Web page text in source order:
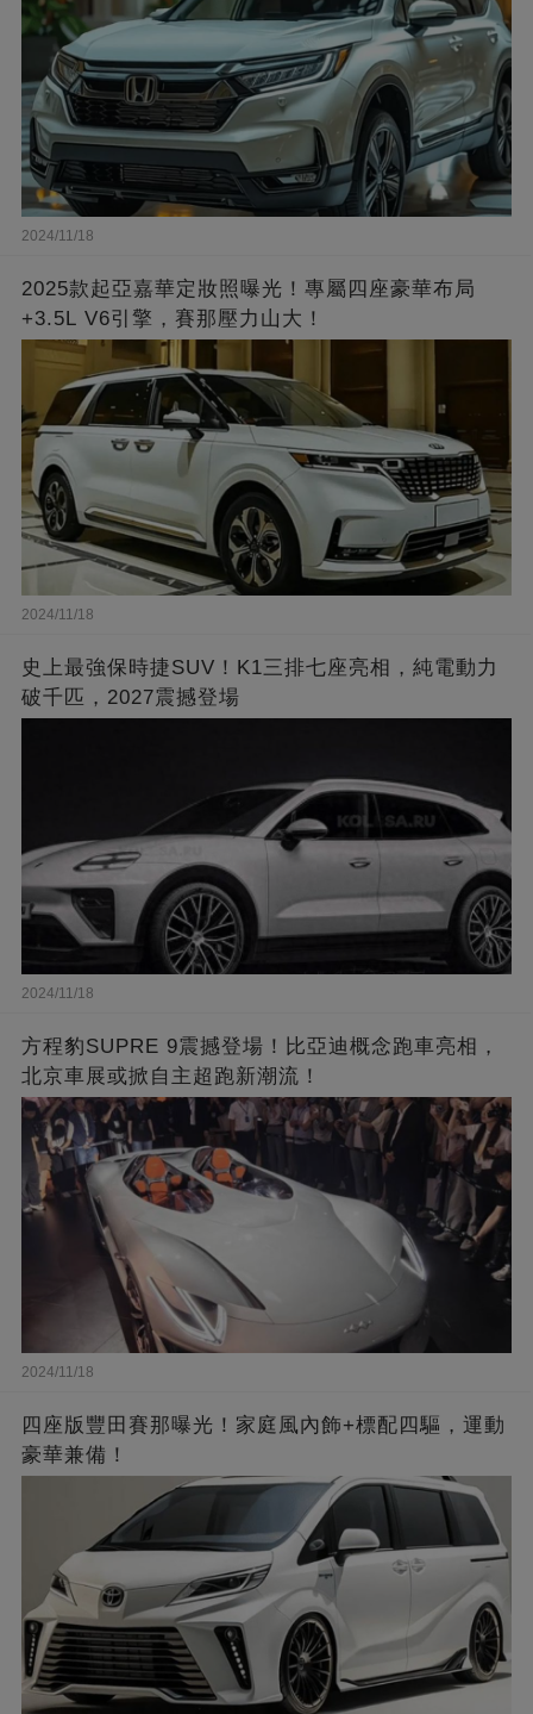
2024/11/18
2025款起亞嘉華定妝照曝光！專屬四座豪華布局
+3.5L V6引擎，賽那壓力山大！
2024/11/18
史上最強保時捷SUV！K1三排七座亮相，純電動力
破千匹，2027震撼登場
2024/11/18
方程豹SUPRE 9震撼登場！比亞迪概念跑車亮相，
北京車展或掀自主超跑新潮流！
2024/11/18
四座版豐田賽那曝光！家庭風內飾+標配四驅，運動
豪華兼備！